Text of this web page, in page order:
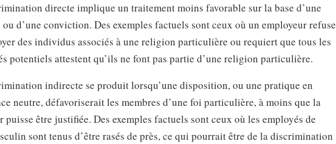
directe implique un traitement moins favorable sur la base d’une
d’une conviction. Des exemples factuels sont ceux où un employeur refuse
des individus associés à une religion particulière ou requiert que tous les
potentiels attestent qu’ils ne font pas partie d’une religion particulière.
indirecte se produit lorsqu’une disposition, ou une pratique en
neutre, défavoriserait les membres d’une foi particulière, à moins que la
puisse être justifiée. Des exemples factuels sont ceux où les employés de
sont tenus d’être rasés de près, ce qui pourrait être de la discrimination